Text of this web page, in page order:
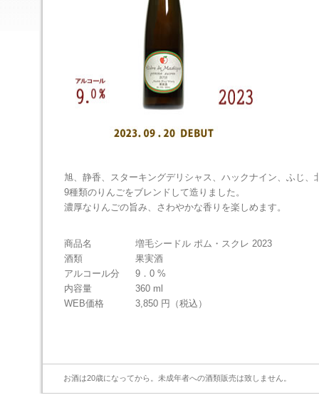
旭、静香、スターキングデリシャス、ハックナイン、ふじ、
9種類のりんごをブレンドして造りました。
濃厚なりんごの旨み、さわやかな香りを楽しめます。
商品名
増毛シードル ポム・スクレ 2023
酒類
果実酒
アルコール分
9．0 %
内容量
360 ml
WEB価格
3,850 円（税込）
お酒は20歳になってから。未成年者への酒類販売は致しません。